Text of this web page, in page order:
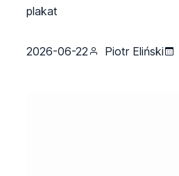
plakat
2026-06-22 Piotr Eliński